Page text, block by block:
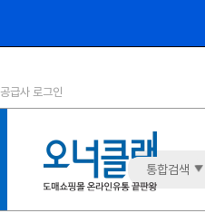
공급사 로그인
통합검색